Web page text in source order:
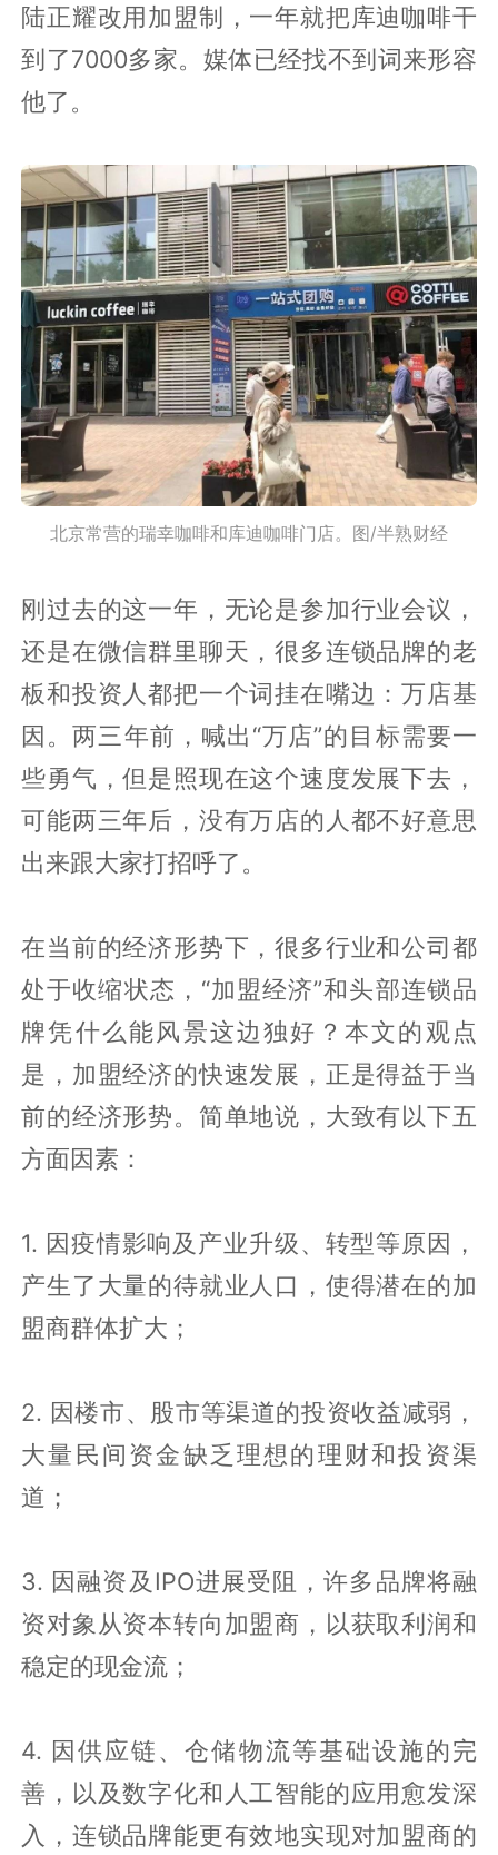
陆正耀改用加盟制，一年就把库迪咖啡干
到了7000多家。媒体已经找不到词来形容
他了。
北京常营的瑞幸咖啡和库迪咖啡门店。图/半熟财经
刚过去的这一年，无论是参加行业会议，
还是在微信群里聊天，很多连锁品牌的老
板和投资人都把一个词挂在嘴边：万店基
因。两三年前，喊出“万店”的目标需要一
些勇气，但是照现在这个速度发展下去，
可能两三年后，没有万店的人都不好意思
出来跟大家打招呼了。
在当前的经济形势下，很多行业和公司都
处于收缩状态，“加盟经济”和头部连锁品
牌凭什么能风景这边独好？本文的观点
是，加盟经济的快速发展，正是得益于当
前的经济形势。简单地说，大致有以下五
方面因素：
1. 因疫情影响及产业升级、转型等原因，
产生了大量的待就业人口，使得潜在的加
盟商群体扩大；
2. 因楼市、股市等渠道的投资收益减弱，
大量民间资金缺乏理想的理财和投资渠
道；
3. 因融资及IPO进展受阻，许多品牌将融
资对象从资本转向加盟商，以获取利润和
稳定的现金流；
4. 因供应链、仓储物流等基础设施的完
善，以及数字化和人工智能的应用愈发深
入，连锁品牌能更有效地实现对加盟商的